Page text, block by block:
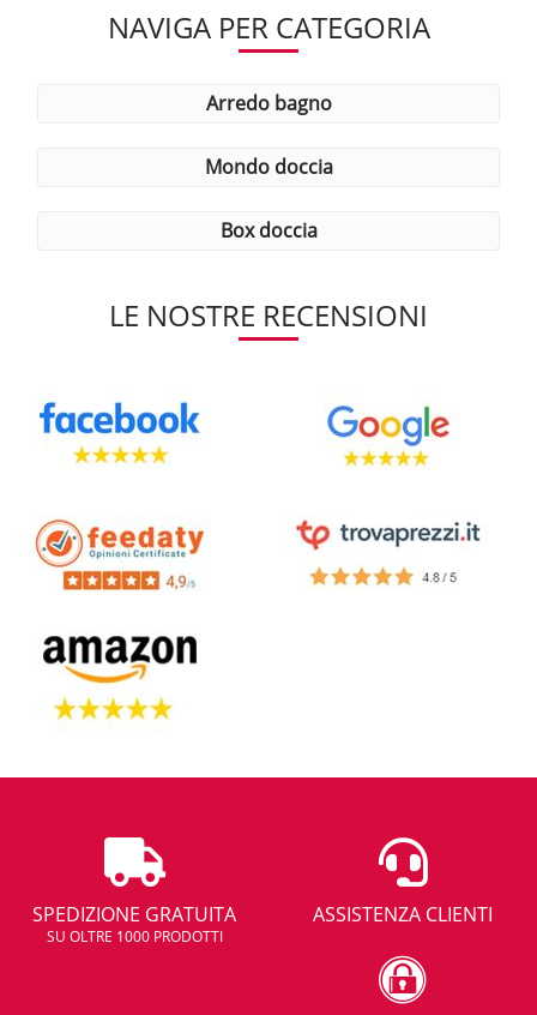
NAVIGA PER CATEGORIA
arredo bagno
mondo doccia
box doccia
LE NOSTRE RECENSIONI
SPEDIZIONE GRATUITA
SU OLTRE 1000 PRODOTTI
ASSISTENZA CLIENTI